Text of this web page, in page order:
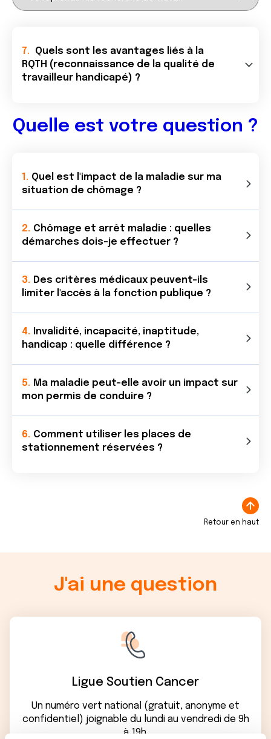
Quel est l'impact de la maladie sur ma
situation de chômage ?
Chômage et arrêt maladie : quelles
démarches dois-je effectuer ?
Des critères médicaux peuvent-ils
limiter l'accès à la fonction publique ?
Invalidité, incapacité, inaptitude,
handicap : quelle différence ?
Ma maladie peut-elle avoir un impact sur
mon permis de conduire ?
Comment utiliser les places de
stationnement réservées ?
Quelle est votre question ?
Quels sont les avantages liés à la
RQTH (reconnaissance de la qualité de
travailleur handicapé) ?
Retour en haut
J'ai une question
Ligue Soutien Cancer
Un numéro vert national (gratuit, anonyme et
confidentiel) joignable du lundi au vendredi de 9h
à 19h.